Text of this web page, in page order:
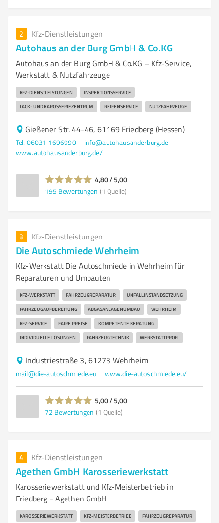
2 Kfz-Dienstleistungen
Autohaus an der Burg GmbH & Co.KG
Autohaus an der Burg GmbH & Co.KG – Kfz-Service,
Werkstatt & Nutzfahrzeuge
KFZ-DIENSTLEISTUNGEN INSPEKTIONSSERVICE
LACK- UND KAROSSERIEZENTRUM REIFENSERVICE NUTZFAHRZEUGE
Gießener Str. 44-46, 61169 Friedberg (Hessen)
Tel. 06031 1696990
info@autohausanderburg.de
www.autohausanderburg.de/
4,80 / 5,00
195 Bewertungen (1 Quelle)
3 Kfz-Dienstleistungen
Die Autoschmiede Wehrheim
Kfz-Werkstatt Die Autoschmiede in Wehrheim für
Reparaturen und Umbauten
KFZ-WERKSTATT FAHRZEUGREPARATUR UNFALLINSTANDSETZUNG
FAHRZEUGAUFBEREITUNG ABGASANLAGENUMBAU WEHRHEIM
KFZ-SERVICE FAIRE PREISE KOMPETENTE BERATUNG
INDIVIDUELLE LÖSUNGEN FAHRZEUGTECHNIK WERKSTATTPROFI
Industriestraße 3, 61273 Wehrheim
mail@die-autoschmiede.eu www.die-autoschmiede.eu/
5,00 / 5,00
72 Bewertungen (1 Quelle)
4 Kfz-Dienstleistungen
Agethen GmbH Karosseriewerkstatt
Karosseriewerkstatt und Kfz-Meisterbetrieb in
Friedberg - Agethen GmbH
KAROSSERIEWERKSTATT KFZ-MEISTERBETRIEB FAHRZEUGREPARATUR